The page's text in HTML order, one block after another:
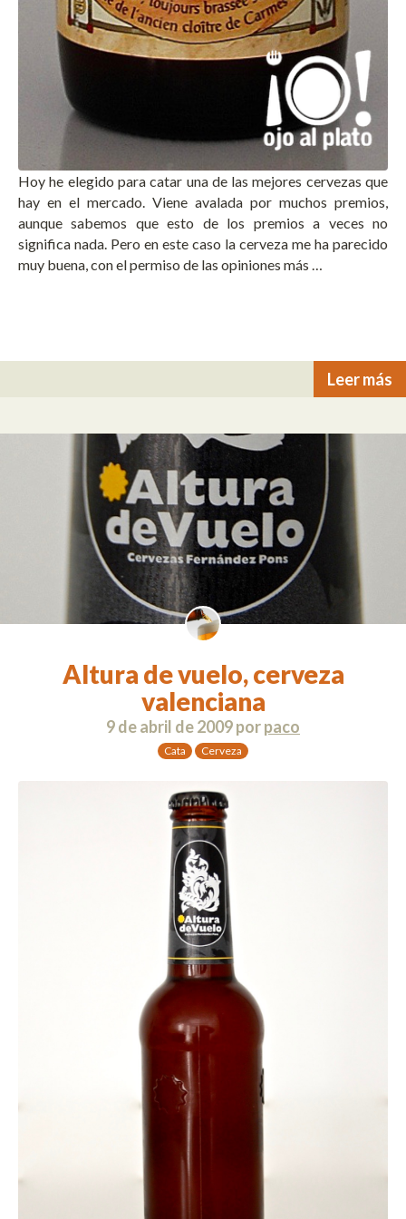
Hoy he elegido para catar una de las mejores cervezas que
hay en el mercado. Viene avalada por muchos premios,
aunque sabemos que esto de los premios a veces no
significa nada. Pero en este caso la cerveza me ha parecido
muy buena, con el permiso de las opiniones más …
Leer más
Altura de vuelo, cerveza
valenciana
9 de abril de 2009porpaco
Cata Cerveza